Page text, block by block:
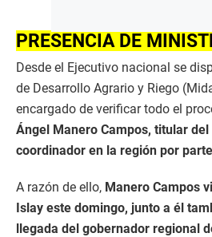
PRESENCIA DE
Desde el Ejecutivo nacional se
de Desarrollo Agrario y Riego
encargado de verificar todo el
Ángel Manero Campos, titular
coordinador en la región por
A razón de ello, Manero Campos
Islay este domingo, junto a él
llegada del gobernador regional